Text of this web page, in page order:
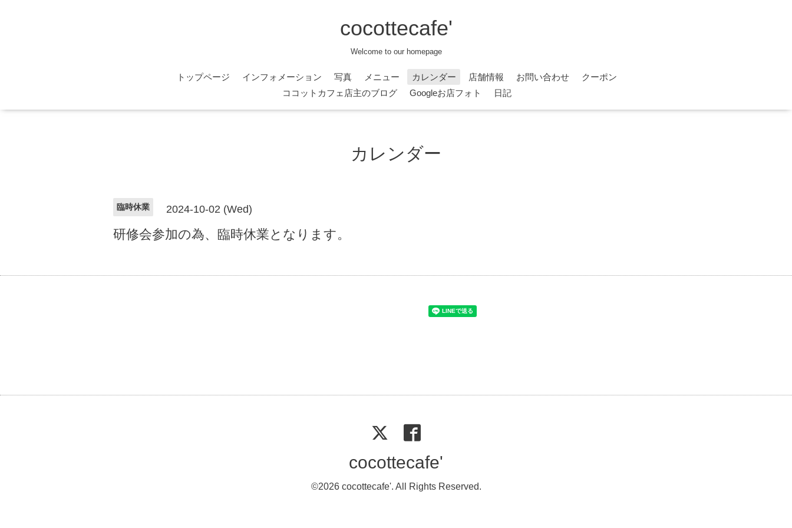
cocottecafe'
Welcome to our homepage
トップページ インフォメーション 写真 メニュー カレンダー 店舗情報 お問い合わせ
クーポン
ココットカフェ店主のブログ
Googleお店フォト 日記
カレンダー
臨時休業 2024-10-02 (Wed)
研修会参加の為、臨時休業となります。
cocottecafe'
©2026 cocottecafe'. All Rights Reserved.